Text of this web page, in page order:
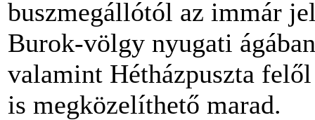
buszmegállótól az immár
Burok-völgy nyugati
valamint Hétházpuszta
is megközelíthető marad.